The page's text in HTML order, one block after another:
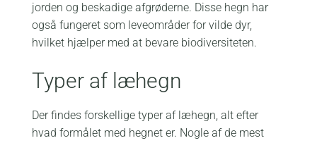
jorden og beskadige afgrøderne. Disse hegn har
også fungeret som leveområder for vilde dyr,
hvilket hjælper med at bevare biodiversiteten.
Typer af læhegn
Der findes forskellige typer af læhegn, alt efter
hvad formålet med hegnet er. Nogle af de mest